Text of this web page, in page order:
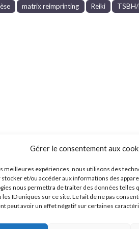
Gérer le consentement aux
meilleures expériences, nous utilisons des
et/ou accéder aux informations des
nous permettra de traiter des données telles
les ID uniques sur ce site. Le fait de ne pas
peut avoir un effet négatif sur certaines
matrix reimprinting Reiki TSBH/